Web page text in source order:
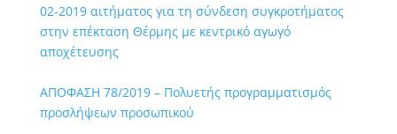
02-2019 αιτήματος για τη σύνδεση συγκροτήματος
στην επέκταση Θέρμης με κεντρικό αγωγό
αποχέτευσης
ΑΠΟΦΑΣΗ 78/2019 – Πολυετής προγραμματισμός
προσλήψεων προσωπικού